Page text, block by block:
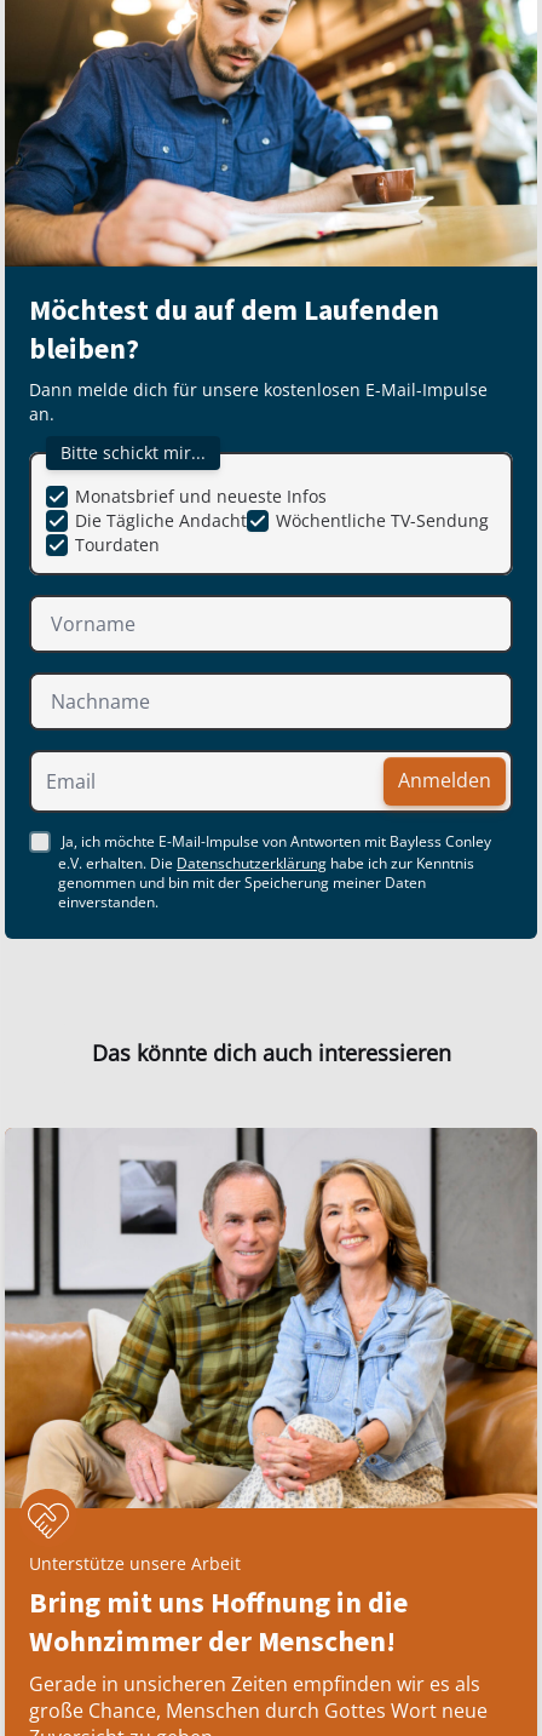
Möchtest du auf dem Laufenden
bleiben?
Dann melde dich für unsere kostenlosen E-Mail-Impulse
an.
Bitte schickt mir...
Monatsbrief und neueste Infos
Die Tägliche Andacht
Wöchentliche TV-Sendung
Tourdaten
Anmelden
Ja, ich möchte E-Mail-Impulse von Antworten mit Bayless Conley
e.V. erhalten. Die Datenschutzerklärung habe ich zur Kenntnis
genommen und bin mit der Speicherung meiner Daten
einverstanden.
Das könnte dich auch interessieren
Unterstütze unsere Arbeit
Bring mit uns Hoffnung in die
Wohnzimmer der Menschen!
Gerade in unsicheren Zeiten empfinden wir es als
große Chance, Menschen durch Gottes Wort neue